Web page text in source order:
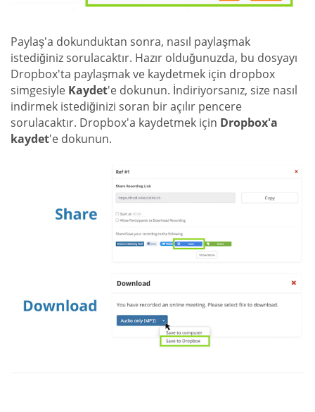
Paylaş'a dokunduktan sonra, nasıl paylaşmak
istediğiniz sorulacaktır. Hazır olduğunuzda, bu dosyayı
Dropbox'ta paylaşmak ve kaydetmek için dropbox
simgesiyle Kaydet'e dokunun. İndiriyorsanız, size nasıl
indirmek istediğinizi soran bir açılır pencere
sorulacaktır. Dropbox'a kaydetmek için Dropbox'a
kaydet'e dokunun.